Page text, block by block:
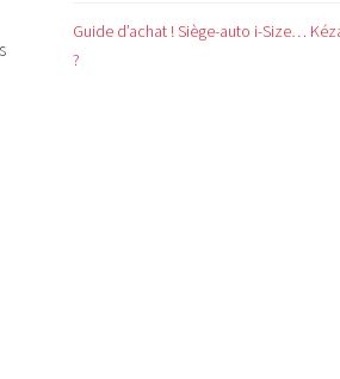
Guide d’achat ! Siège-auto i-Size…
?